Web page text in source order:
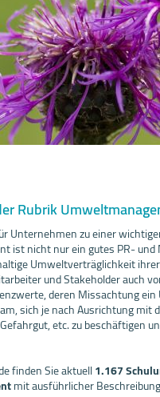
Rubrik
Unternehmen zu einer
ist nicht nur ein gutes PR-
Umweltverträglichkeit
und Stakeholder auch
deren Missachtung
sich je nach Ausrichtung
etc. zu beschäftigen
finden Sie aktuell1.167
mit ausführlicher